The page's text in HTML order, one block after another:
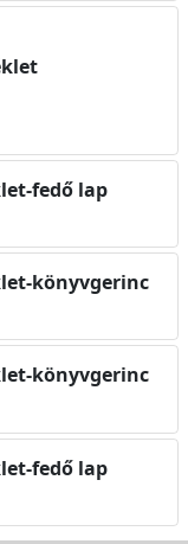
fedő lap
könyvgerinc
könyvgerinc
fedő lap